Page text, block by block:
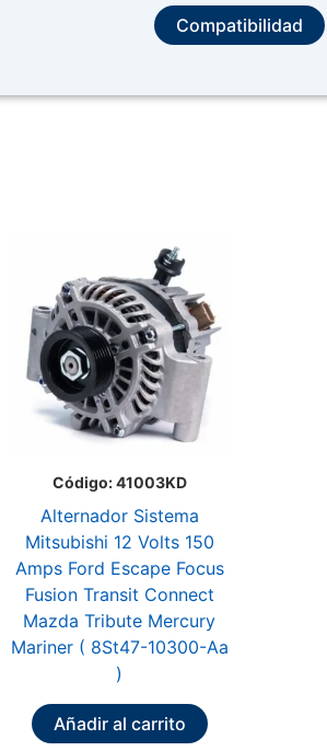
Compatibilidad
Código: 41003KD
Alternador Sistema
Mitsubishi 12 Volts 150
Amps Ford Escape Focus
Fusion Transit Connect
Mazda Tribute Mercury
Mariner ( 8St47-10300-Aa
)
Añadir al carrito